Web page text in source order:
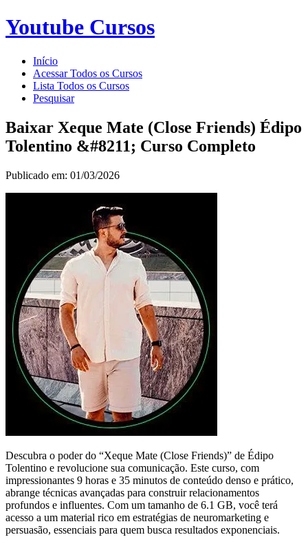
Youtube Cursos
Início
Acessar Todos os Cursos
Lista Todos os Cursos
Pesquisar
Baixar Xeque Mate (Close Friends) Édipo
Tolentino &#8211; Curso Completo
Publicado em: 01/03/2026
Descubra o poder do “Xeque Mate (Close Friends)” de Édipo
Tolentino e revolucione sua comunicação. Este curso, com
impressionantes 9 horas e 35 minutos de conteúdo denso e prático,
abrange técnicas avançadas para construir relacionamentos
profundos e influentes. Com um tamanho de 6.1 GB, você terá
acesso a um material rico em estratégias de neuromarketing e
persuasão, essenciais para quem busca resultados exponenciais.